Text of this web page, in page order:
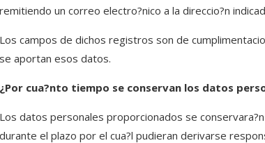
remitiendo un correo electro?nico a la direccio?n
Los campos de dichos registros son de
se aportan esos datos.
¿Por cua?nto tiempo se conservan los datos
Los datos personales proporcionados se
durante el plazo por el cua?l pudieran derivarse